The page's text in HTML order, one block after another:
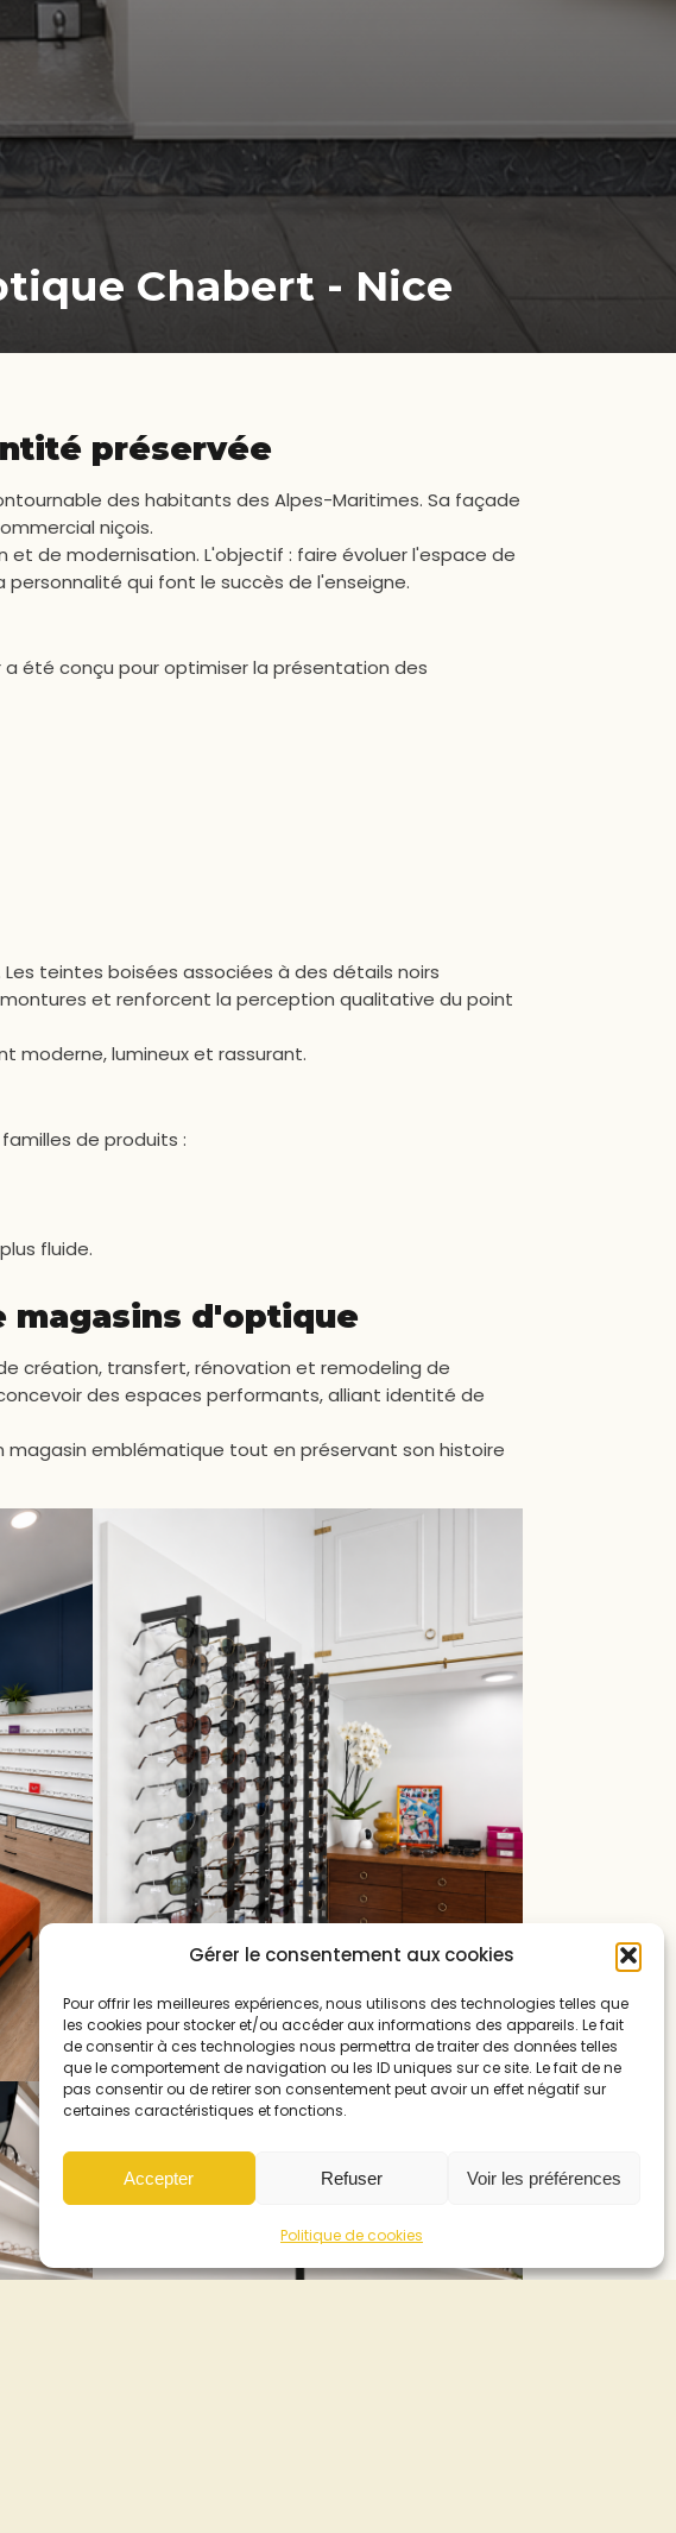
Gérer le consentement aux cookies
Pour offrir les meilleures expériences, nous utilisons des technologies telles que
les cookies pour stocker et/ou accéder aux informations des appareils. Le fait
de consentir à ces technologies nous permettra de traiter des données telles
que le comportement de navigation ou les ID uniques sur ce site. Le fait de ne
pas consentir ou de retirer son consentement peut avoir un effet négatif sur
certaines caractéristiques et fonctions.
Accepter Refuser Voir les préférences
Politique de cookies
Chabert - Nice
préservée
des habitants des Alpes-Maritimes. Sa façade
niçois.
de modernisation. L'objectif : faire évoluer l'espace de
qui font le succès de l'enseigne.
été conçu pour optimiser la présentation des
teintes boisées associées à des détails noirs
et renforcent la perception qualitative du point
moderne, lumineux et rassurant.
de produits :
fluide.
magasins d'optique
création, transfert, rénovation et remodeling de
des espaces performants, alliant identité de
magasin emblématique tout en préservant son histoire